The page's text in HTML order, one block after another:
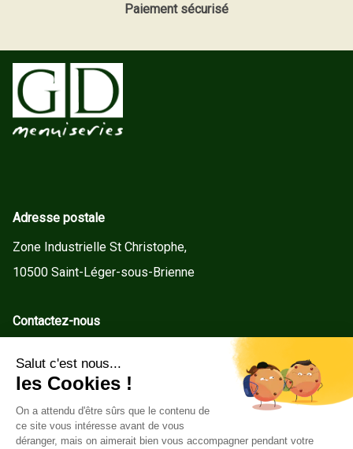
Paiement sécurisé
Adresse postale
Zone Industrielle St Christophe,
10500 Saint-Léger-sous-Brienne
Contactez-nous
Tel : +33(0)3 25 92 78 60
Service client